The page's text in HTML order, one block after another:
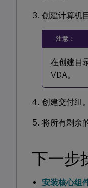
创建计算机
注意：
在创建目
VDA。
创建交付组。
将所有剩余
下一步
安装核心组